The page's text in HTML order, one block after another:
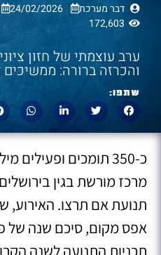
דבר מערכת 24/02/2026
172,603
ערב עוצמתי של חזון
והכרזה ברורה: ממשיכים
שתפו:
תנועת אם תרצו. האירוע,
אפס מקום, סיכם שנה של
תכניות התנועה לשנה